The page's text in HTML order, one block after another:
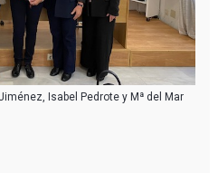
Isabel Pedrote y Mª del Mar